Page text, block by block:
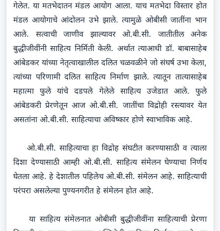
गेलेत. या मतभेदातन मंडल आयोग आला. याच मतभेदा विस्तार होत
मंडल आयोगाचे आंदोलन उभे झाले. त्यामुळे ओबीसी जातींना भान
आले. सत्वाची जाणीव झाल्यावर ओ.बी.सी. जातीतील अनेक
बुद्धीजीवींनी साहित्य निर्मिती केली. अर्थात त्याआधी डॉ. बाबासाहेब
आंबेडकर यांच्या नेतृत्वाखालील दलित चळवळीने जो संघर्ष उभा केला,
त्यांच्या परिणामी दलित साहित्य निर्माण झाले. त्यातून तात्यासाहेब
महात्मा फुले यांचे दडपले गेलेले साहित्य उजेडात आले. फुले
आंबेडकरी प्रेरणेतून आज ओ.बी.सी. जातींचा विद्रोही रस्त्यावर येत
असतांना ओ.बी.सी. साहित्याचा अविष्कार होणे स्वाभाविक आहे.
ओ.बी.सी. साहित्याचा हा विद्रोह संघटीत करण्यासाठी व त्याला
दिशा देण्यासाठी आम्ही ओ.बी.सी. साहित्य संमेलन घेण्याचा निर्णय
घेतला आहे. हे देशातील पहिलेच ओ.बी.सी. संमेलन आहे. साहित्याची
परंपरा असलेल्या पुण्यनगरीत हे संमेलन होत आहे.
या साहित्य संमेलनात ओबीसी बुद्धीजीवींना साहित्याची प्रेरणा